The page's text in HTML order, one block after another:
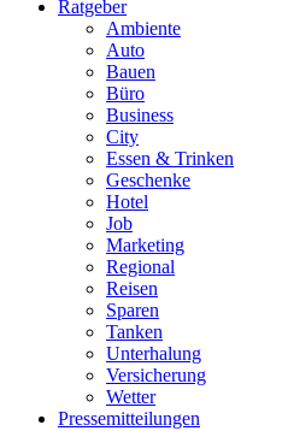
Ratgeber
Ambiente
Auto
Bauen
Büro
Business
City
Essen & Trinken
Geschenke
Hotel
Job
Marketing
Regional
Reisen
Sparen
Tanken
Unterhalung
Versicherung
Wetter
Pressemitteilungen